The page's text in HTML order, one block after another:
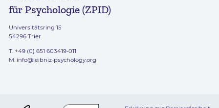
für Psychologie (ZPID)
Universitätsring 15
54296 Trier
T. +49 (0) 651 603419-011
M. info@leibniz-psychology.org